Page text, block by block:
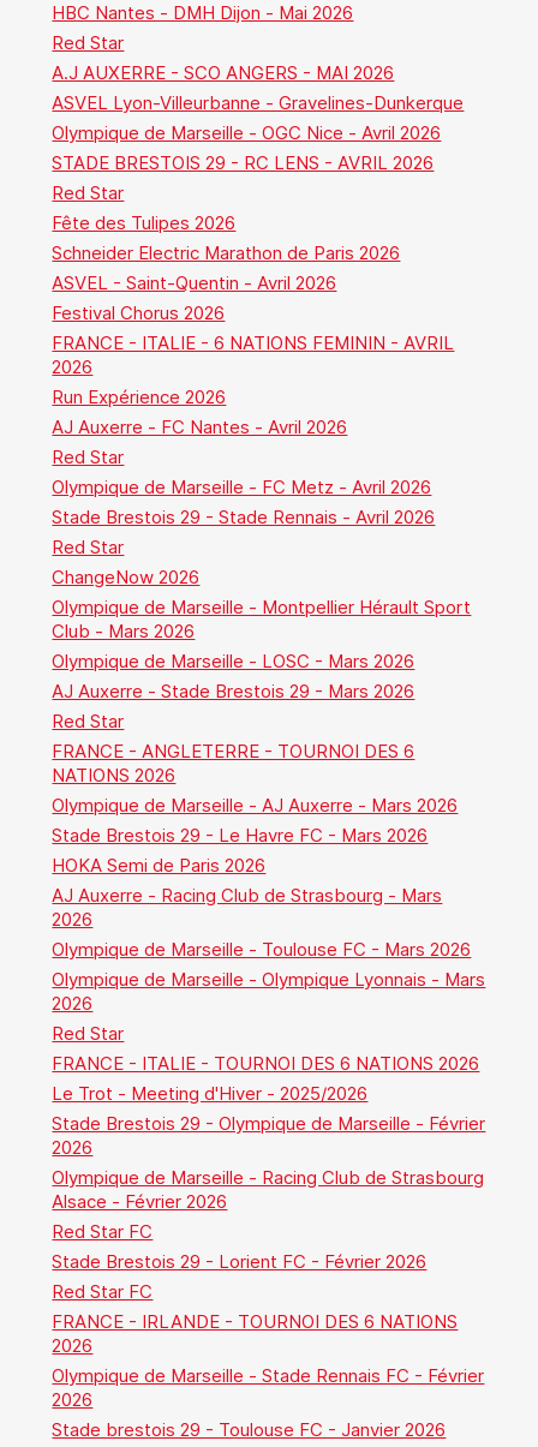
HBC Nantes - DMH Dijon - Mai 2026
Red Star
A.J AUXERRE - SCO ANGERS - MAI 2026
ASVEL Lyon-Villeurbanne - Gravelines-Dunkerque
Olympique de Marseille - OGC Nice - Avril 2026
STADE BRESTOIS 29 - RC LENS - AVRIL 2026
Red Star
Fête des Tulipes 2026
Schneider Electric Marathon de Paris 2026
ASVEL - Saint-Quentin - Avril 2026
Festival Chorus 2026
FRANCE - ITALIE - 6 NATIONS FEMININ - AVRIL
2026
Run Expérience 2026
AJ Auxerre - FC Nantes - Avril 2026
Red Star
Olympique de Marseille - FC Metz - Avril 2026
Stade Brestois 29 - Stade Rennais - Avril 2026
Red Star
ChangeNow 2026
Olympique de Marseille - Montpellier Hérault Sport
Club - Mars 2026
Olympique de Marseille - LOSC - Mars 2026
AJ Auxerre - Stade Brestois 29 - Mars 2026
Red Star
FRANCE - ANGLETERRE - TOURNOI DES 6
NATIONS 2026
Olympique de Marseille - AJ Auxerre - Mars 2026
Stade Brestois 29 - Le Havre FC - Mars 2026
HOKA Semi de Paris 2026
AJ Auxerre - Racing Club de Strasbourg - Mars
2026
Olympique de Marseille - Toulouse FC - Mars 2026
Olympique de Marseille - Olympique Lyonnais - Mars
2026
Red Star
FRANCE - ITALIE - TOURNOI DES 6 NATIONS 2026
Le Trot - Meeting d'Hiver - 2025/2026
Stade Brestois 29 - Olympique de Marseille - Février
2026
Olympique de Marseille - Racing Club de Strasbourg
Alsace - Février 2026
Red Star FC
Stade Brestois 29 - Lorient FC - Février 2026
Red Star FC
FRANCE - IRLANDE - TOURNOI DES 6 NATIONS
2026
Olympique de Marseille - Stade Rennais FC - Février
2026
Stade brestois 29 - Toulouse FC - Janvier 2026